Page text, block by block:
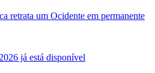
retrata um Ocidente em permanente